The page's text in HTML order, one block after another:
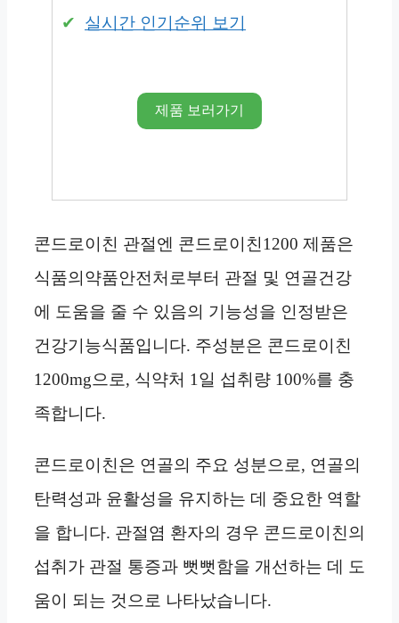
실시간 인기순위 보기
제품 보러가기
콘드로이친 관절엔 콘드로이친1200 제품은
식품의약품안전처로부터 관절 및 연골건강
에 도움을 줄 수 있음의 기능성을 인정받은
건강기능식품입니다. 주성분은 콘드로이친
1200mg으로, 식약처 1일 섭취량 100%를 충
족합니다.
콘드로이친은 연골의 주요 성분으로, 연골의
탄력성과 윤활성을 유지하는 데 중요한 역할
을 합니다. 관절염 환자의 경우 콘드로이친의
섭취가 관절 통증과 뻣뻣함을 개선하는 데 도
움이 되는 것으로 나타났습니다.